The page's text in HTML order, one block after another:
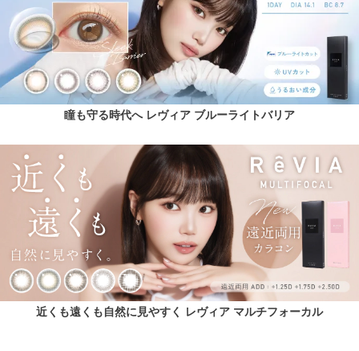
瞳も守る時代へ レヴィア ブルーライトバリア
近くも遠くも自然に見やすく レヴィア マルチフォーカル